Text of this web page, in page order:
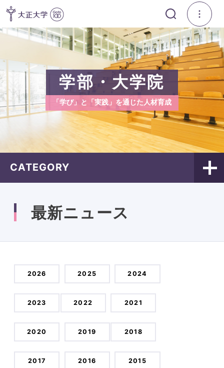
学部・大学院
「学び」と「実践」を通じた人材育成
CATEGORY
最新ニュース
2026 2025 2024
2023 2022 2021
2020 2019 2018
2017 2016 2015